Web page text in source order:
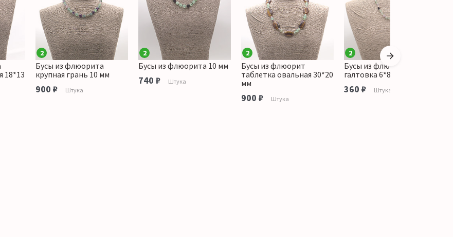
18*13
2
Бусы из флюорита
крупная грань 10 мм
900 ₽ Штука
2
Бусы из флюорита 10 мм
740 ₽ Штука
2
Бусы из флюорит
таблетка овальная 30*20
мм
900 ₽ Штука
2
Бусы из флюорита
галтовка 6*8 мм
360 ₽ Штука